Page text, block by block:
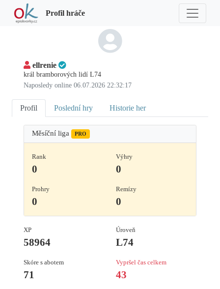
Profil hráče
ellrenie
král bramborových lidí L74
Naposledy online 06.07.2026 22:32:17
Profil Poslední hry Historie her
Měsíční liga PRO
Rank
0
Výhry
0
Prohry
0
Remízy
0
XP
58964
Úroveň
L74
Skóre s abotem
71
Vypršel čas celkem
43